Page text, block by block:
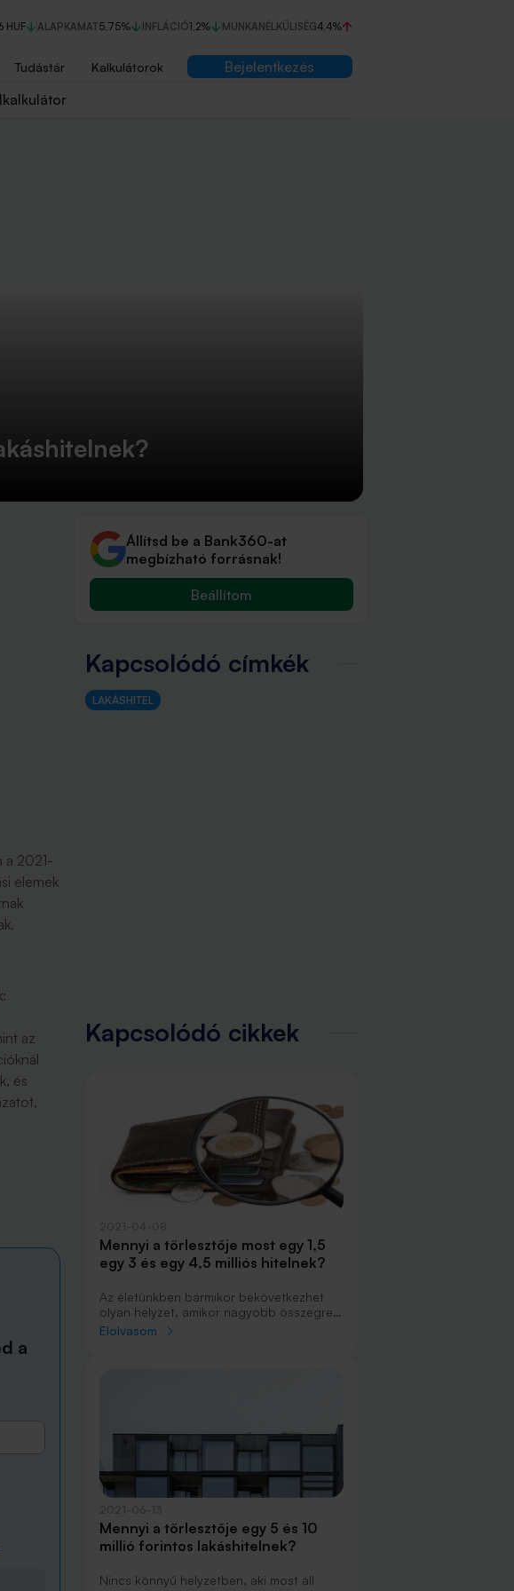
HUF ALAPKAMAT5,75% INFLÁCIÓ1,2% MUNKANÉLKÜLISÉG4,4%
Tudástár Kalkulátorok
Bejelentkezés
a 2021-
elemek
az
és
a
Állítsd be a Bank360-at
megbízható forrásnak!
Beállítom
Kapcsolódó címkék
LAKÁSHITEL
Kapcsolódó cikkek
Mennyi a törlesztője most egy 1,5
egy 3 és egy 4,5 milliós hitelnek?
Az életünkben bármikor bekövetkezhet
olyan helyzet, amikor nagyobb összegre
van szükségünk. Ha nem jöhet szóba a
Elolvasom
Mennyi a törlesztője egy 5 és 10
millió forintos lakáshitelnek?
Nincs könnyű helyzetben, aki most áll